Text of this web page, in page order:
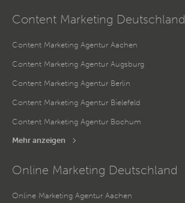
Content Marketing Deutschland
Content Marketing Agentur Aachen
Content Marketing Agentur Augsburg
Content Marketing Agentur Berlin
Content Marketing Agentur Bielefeld
Content Marketing Agentur Bochum
Mehr anzeigen
Online Marketing Deutschland
Online Marketing Agentur Aachen